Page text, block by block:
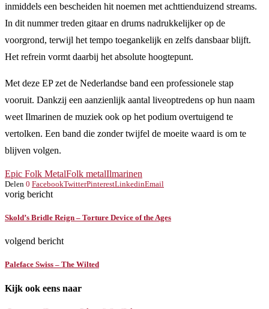
inmiddels een bescheiden hit noemen met achttienduizend streams.
In dit nummer treden gitaar en drums nadrukkelijker op de
voorgrond, terwijl het tempo toegankelijk en zelfs dansbaar blijft.
Het refrein vormt daarbij het absolute hoogtepunt.
Met deze EP zet de Nederlandse band een professionele stap
vooruit. Dankzij een aanzienlijk aantal liveoptredens op hun naam
weet Ilmarinen de muziek ook op het podium overtuigend te
vertolken. Een band die zonder twijfel de moeite waard is om te
blijven volgen.
Epic Folk MetalFolk metalIlmarinen
Delen 0 FacebookTwitterPinterestLinkedinEmail
vorig bericht
Skold’s Bridle Reign – Torture Device of the Ages
volgend bericht
Paleface Swiss – The Wilted
Kijk ook eens naar